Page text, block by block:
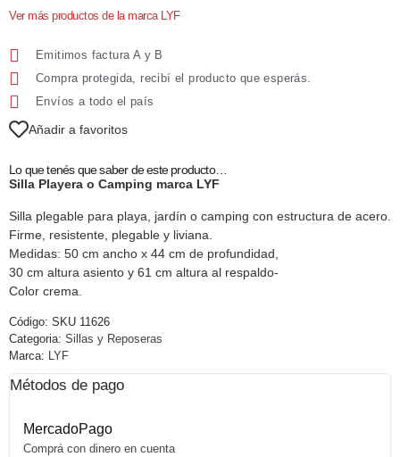
Ver más productos de la marca LYF
Emitimos factura A y B
Compra protegida, recibí el producto que esperás.
Envíos a todo el país
Añadir a favoritos
Lo que tenés que saber de este producto…
Silla Playera o Camping marca LYF
Silla plegable para playa, jardín o camping con estructura de acero.
Firme, resistente, plegable y liviana.
Medidas: 50 cm ancho x 44 cm de profundidad,
30 cm altura asiento y 61 cm altura al respaldo-
Color crema.
Código: SKU 11626
Categoria: Sillas y Reposeras
Marca:
LYF
Métodos de pago
MercadoPago
Comprá con dinero en cuenta